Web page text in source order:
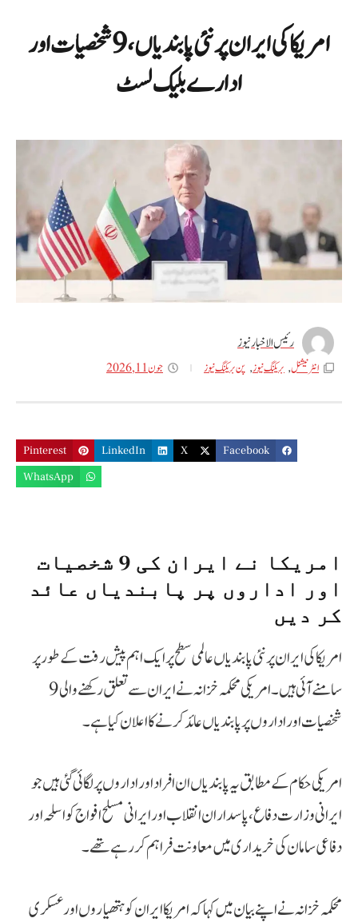
امریکا کی ایران پر نئی پابندیاں، 9 شخصیات اور
ادارے بلیک لسٹ
رئیس الاخبار نیوز
انٹر نیشنل, بریکنگ نیوز, پن بریکنگ نیوز جون 11, 2026
Facebook
X
LinkedIn
Pinterest
WhatsApp
امریکا نے ایران کی 9 شخصیات
اور اداروں پر پابندیاں عائد
کر دیں
امریکا کی ایران پر نئی پابندیاں عالمی سطح پر ایک اہم پیش رفت کے طور پر
سامنے آئی ہیں۔ امریکی محکمہ خزانہ نے ایران سے تعلق رکھنے والی 9
شخصیات اور اداروں پر پابندیاں عائد کرنے کا اعلان کیا ہے۔
امریکی حکام کے مطابق یہ پابندیاں ان افراد اور اداروں پر لگائی گئی ہیں جو
ایرانی وزارت دفاع، پاسداران انقلاب اور ایرانی مسلح افواج کو اسلحہ اور
دفاعی سامان کی خریداری میں معاونت فراہم کر رہے تھے۔
محکمہ خزانہ نے اپنے بیان میں کہا کہ امریکا ایران کو ہتھیاروں اور عسکری